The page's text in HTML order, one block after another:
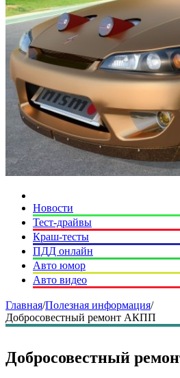
Новости
Тест-драйвы
Краш-тесты
ПДД онлайн
Авто юмор
Авто видео
Главная/Полезная информация/
Добросовестный ремонт АКПП
Добросовестный